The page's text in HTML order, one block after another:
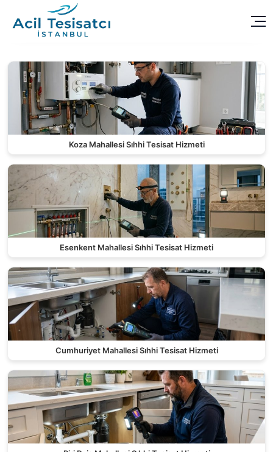
Koza Mahallesi Sıhhi Tesisat Hizmeti
Esenkent Mahallesi Sıhhi Tesisat Hizmeti
Cumhuriyet Mahallesi Sıhhi Tesisat Hizmeti